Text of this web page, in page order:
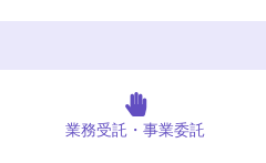
業務受託・事業委託